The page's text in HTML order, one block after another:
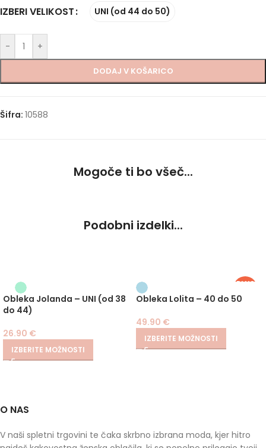
IZBERI VELIKOST UNI (od 44 do 50)
- +
DODAJ V KOŠARICO
Šifra: 10588
Mogoče ti bo všeč...
Podobni izdelki...
Obleka Jolanda – UNI (od 38
do 44)
26.90 €
IZBERITE MOŽNOSTI
PLUS
Obleka Lolita – 40 do 50
49.90 €
IZBERITE MOŽNOSTI
O NAS
V naši spletni trgovini te čaka skrbno izbrana moda, kjer hitro